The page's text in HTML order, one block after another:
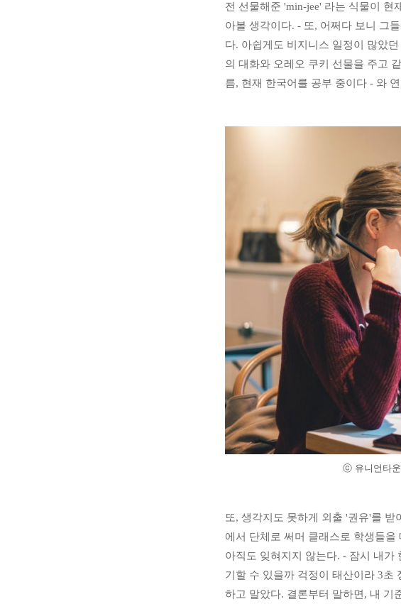
전 선물해준 'min-jee' 라는 식물이
아볼 생각이다. - 또, 어쩌다 보니 그
다. 아쉽게도 비지니스 일정이 많았
의 대화와 오레오 쿠키 선물을 주고
름, 현재 한국어를 공부 중이다 - 와
ⓒ 유니언타운
또, 생각지도 못하게 외출 '권유'를 받
에서 단체로 써머 클래스로 학생들
아직도 잊혀지지 않는다. - 잠시 내가
기할 수 있을까 걱정이 태산이라 3초
하고 말았다. 결론부터 말하면, 내 기